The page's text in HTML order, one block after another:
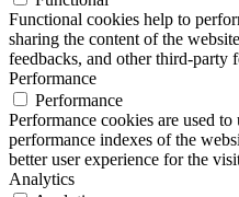
Functional cookies help to
sharing the content of the
feedbacks, and other third-party
Performance
Performance
Performance cookies are used
performance indexes of the
better user experience for the
Analytics